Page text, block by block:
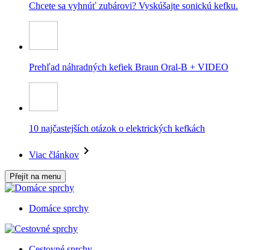
Chcete sa vyhnúť zubárovi? Vyskúšajte sonickú kefku.
Prehľad náhradných kefiek Braun Oral-B + VIDEO
10 najčastejších otázok o elektrických kefkách
Viac článkov
Přejít na menu
Domáce sprchy